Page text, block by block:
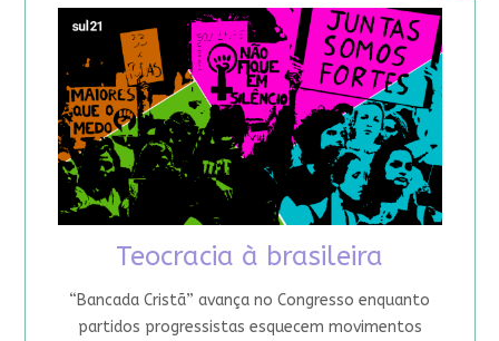
Teocracia à brasileira
“Bancada Cristã” avança no Congresso enquanto
partidos progressistas esquecem movimentos